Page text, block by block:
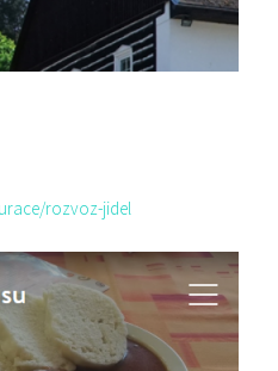
rozvoz-jidel